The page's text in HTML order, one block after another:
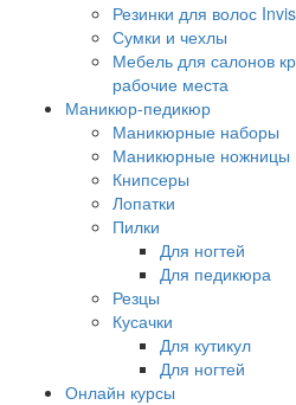
Резинки для волос
Сумки и чехлы
Мебель для салонов
рабочие места
Маникюр-педикюр
Маникюрные наборы
Маникюрные ножницы
Книпсеры
Лопатки
Пилки
Для ногтей
Для педикюра
Резцы
Кусачки
Для кутикул
Для ногтей
Онлайн курсы